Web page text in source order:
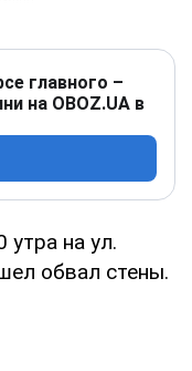
главного –
на OBOZ.UA в
утра на ул.
обвал стены.